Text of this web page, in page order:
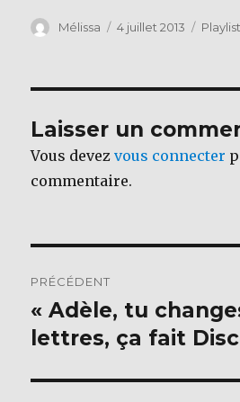
c
b
o
o
k
it
r
Auteur
Mélissa
Publié
4 juillet 2013
Laisser un
Vous devezvous connecter
commentaire.
de
l’article
PRÉCÉDENT
Publication
précédente :
« Adèle, tu
lettres, ça fait